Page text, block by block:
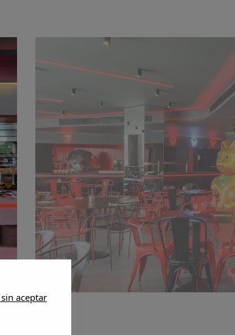
aceptar